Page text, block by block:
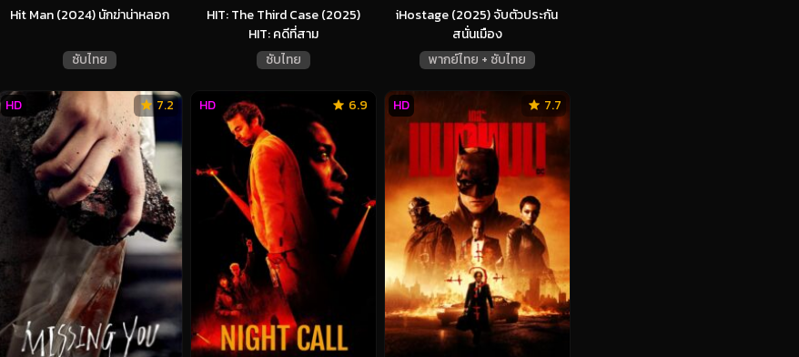
Hit Man (2024) นักฆ่าน่าหลอก
ซับไทย
HIT: The Third Case (2025)
HIT: คดีที่สาม
ซับไทย
iHostage (2025) จับตัวประกัน
สนั่นเมือง
พากย์ไทย + ซับไทย
7.2
HD 6.9
HD 7.7
HD